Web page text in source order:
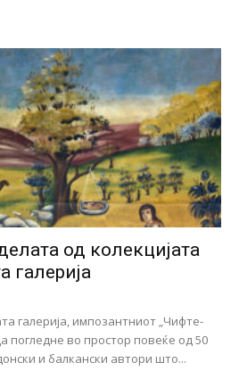
од колекцијата
галерија
галерија, импозантниот „Чифте-
погледне во простор повеќе од 50
и балкански автори што...